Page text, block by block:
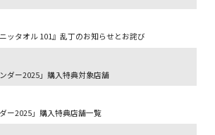
ッタオル 101』乱丁のお知らせとお詫び
ダー2025」購入特典対象店舗
ー2025」購入特典店舗一覧